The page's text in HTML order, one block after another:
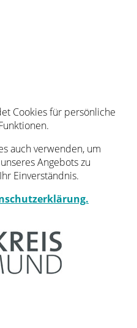
Cookies für persönliche
auch verwenden, um
Angebots zu
Einverständnis.